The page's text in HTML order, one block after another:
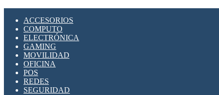
ACCESORIOS
COMPUTO
ELECTRÓNICA
GAMING
MOVILIDAD
OFICINA
POS
REDES
SEGURIDAD